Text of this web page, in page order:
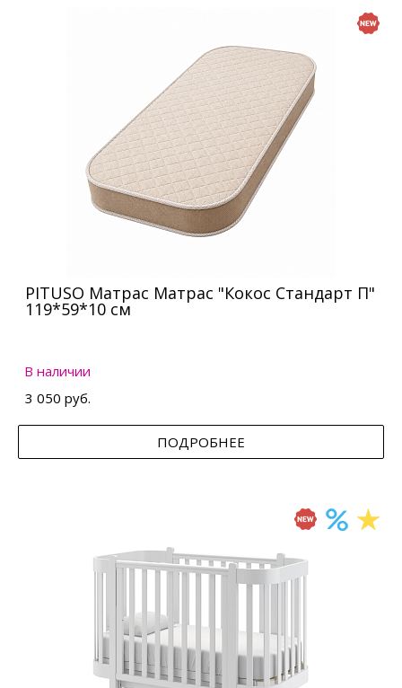
PITUSO Матрас Матрас "Кокос Стандарт П"
119*59*10 см
В наличии
3 050 руб.
ПОДРОБНЕЕ